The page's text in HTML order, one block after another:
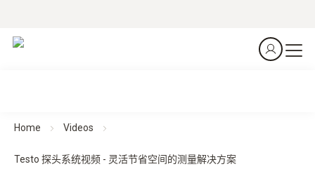
Home Videos
Testo 探头系统视频 - 灵活节省空间的测量解决方案